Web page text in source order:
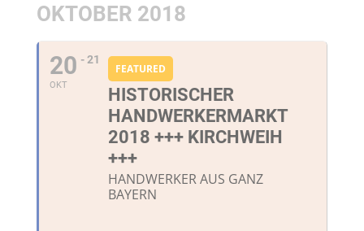
OKTOBER 2018
20
OKT
- 21
FEATURED
HISTORISCHER
HANDWERKERMARKT
2018 +++ KIRCHWEIH
+++
HANDWERKER AUS GANZ
BAYERN